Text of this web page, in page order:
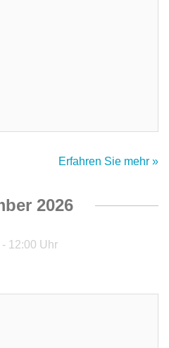
Erfahren Sie mehr »
2026
- 12:00 Uhr